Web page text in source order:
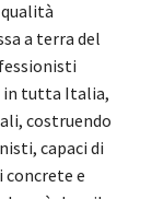
a terra del
in tutta Italia,
costruendo
capaci di
e